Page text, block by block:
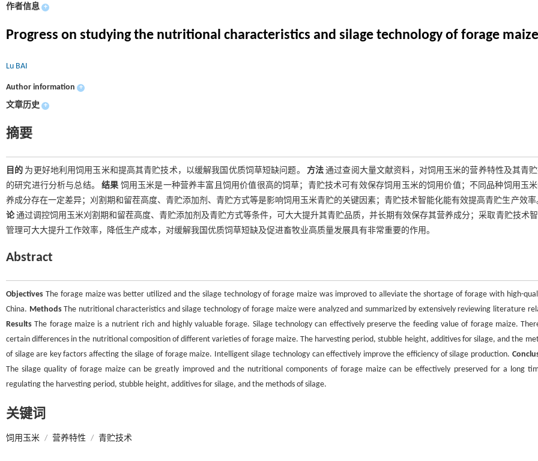
作者信息 +
Progress on studying the nutritional characteristics and silage technology of forage maize
Lu BAI
Author information +
文章历史 +
摘要
目的 为更好地利用饲用玉米和提高其青贮技术，以缓解我国优质饲草短缺问题。 方法 通过查阅大量文献资料，对饲用玉米的营养特性及其青
的研究进行分析与总结。结果 饲用玉米是一种营养丰富且饲用价值很高的饲草；青贮技术可有效保存饲用玉米的饲用价值；不同品种饲用玉
养成分存在一定差异；刈割期和留茬高度、青贮添加剂、青贮方式等是影响饲用玉米青贮的关键因素；青贮技术智能化能有效提高青贮生产效率
论通过调控饲用玉米刈割期和留茬高度、青贮添加剂及青贮方式等条件，可大大提升其青贮品质，并长期有效保存其营养成分；采取青贮技术
管理可大大提升工作效率，降低生产成本，对缓解我国优质饲草短缺及促进畜牧业高质量发展具有非常重要的作用。
Abstract
Objectives The forage maize was better utilized and the silage technology of forage maize was improved to alleviate the shortage of forage with high-
China. MethodsThe nutritional characteristics and silage technology of forage maize were analyzed and summarized by extensively reviewing literature
Results The forage maize is a nutrient rich and highly valuable forage. Silage technology can effectively preserve the feeding value of forage maize.
certain differences in the nutritional composition of different varieties of forage maize. The harvesting period, stubble height, additives for silage, and the
of silage are key factors affecting the silage of forage maize. Intelligent silage technology can effectively improve the efficiency of silage production.
The silage quality of forage maize can be greatly improved and the nutritional components of forage maize can be effectively preserved for a long
regulating the harvesting period, stubble height, additives for silage, and the methods of silage.
关键词
饲用玉米 / 营养特性 / 青贮技术